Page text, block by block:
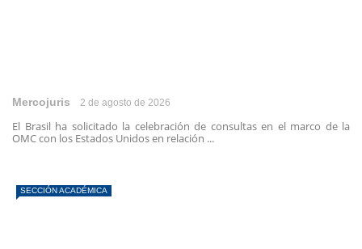
Mercojuris 2 de agosto de 2026
El Brasil ha solicitado la celebración de consultas en el marco de la
OMC con los Estados Unidos en relación ...
SECCIÓN ACADÉMICA